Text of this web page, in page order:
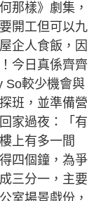
那樣》劇集，
開工但可以九
企人食飯，因
今日真係齊齊
So較少機會與
班，並準備營
家過夜：「有
上有多一間
四個鐘，為爭
三分一，主要